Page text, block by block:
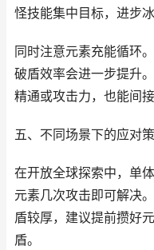
怪技能集中目标，进步
同时注意元素充能循环
破盾效率会进一步提升
精通或攻击力，也能间
五、不同场景下的应对
在开放全球探索中，单
元素几次攻击即可解决
盾较厚，建议提前攒好
盾。